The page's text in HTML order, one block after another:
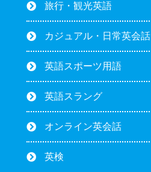
旅行・観光英語
カジュアル・日常英会話
英語スポーツ用語
英語スラング
オンライン英会話
英検